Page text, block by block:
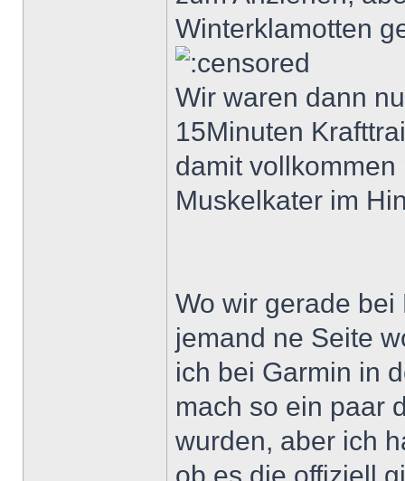
Winterklamotten
Wir waren dann
15Minuten
damit
Muskelkater im
Wo wir gerade
jemand ne Seite
ich bei Garmin in
mach so ein paar
wurden, aber ich